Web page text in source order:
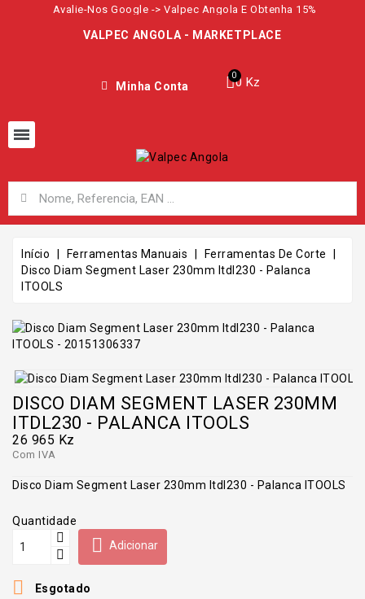
Avalie-Nos Google -> Valpec Angola E Obtenha 15%
VALPEC ANGOLA - MARKETPLACE
Minha Conta 0 Kz
Início Ferramentas Manuais
Ferramentas De Corte
Disco Diam Segment Laser 230mm Itdl230 - Palanca
ITOOLS
DISCO DIAM SEGMENT LASER 230MM
ITDL230 - PALANCA ITOOLS
26 965 Kz
Com IVA
Disco Diam Segment Laser 230mm Itdl230 - Palanca ITOOLS
Quantidade
 Adicionar
 Esgotado